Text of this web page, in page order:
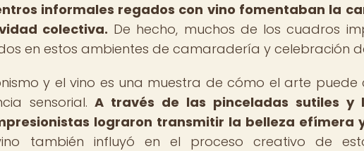
informales regados con vino fomentaban la
colectiva. De hecho, muchos de los cuadros
en estos ambientes de camaradería y celebración
y el vino es una muestra de cómo el arte
sensorial.A través de las pinceladas sutiles y
lograron transmitir la belleza efímera
también influyó en el proceso creativo de